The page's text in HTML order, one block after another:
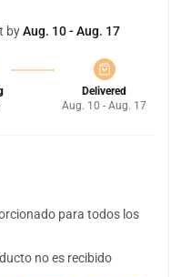
byAug. 10 - Aug. 17
Delivered
Aug. 10 - Aug. 17
para todos los
no es recibido